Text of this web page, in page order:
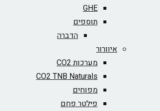
GHE
תוספים
הדברה
איוורור
מערכות CO2
CO2 TNB Naturals
מפוחים
פילטר פחם